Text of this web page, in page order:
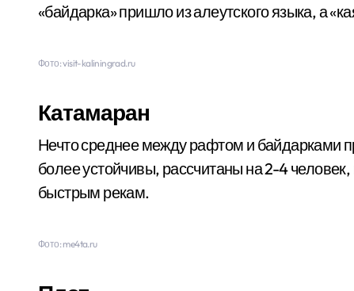
«байдарка» пришло из алеутского языка, а
Фото: visit-kaliningrad.ru
Катамаран
Нечто среднее между рафтом и байдарками
более устойчивы, рассчитаны на 2-4
быстрым рекам.
Фото: me4ta.ru